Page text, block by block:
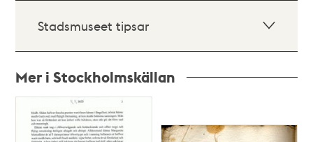
Stadsmuseet tipsar
Mer i Stockholmskällan
poster
och